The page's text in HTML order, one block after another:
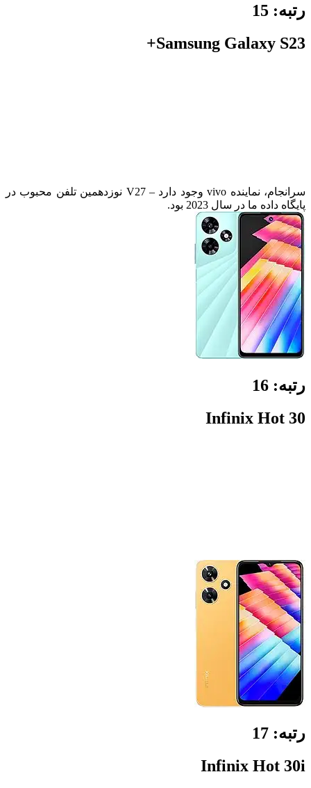
رتبه: 15
Samsung Galaxy S23+
سرانجام، نماینده vivo وجود دارد – V27 نوزدهمین تلفن محبوب در
پایگاه داده ما در سال 2023 بود.
رتبه: 16
Infinix Hot 30
رتبه: 17
Infinix Hot 30i